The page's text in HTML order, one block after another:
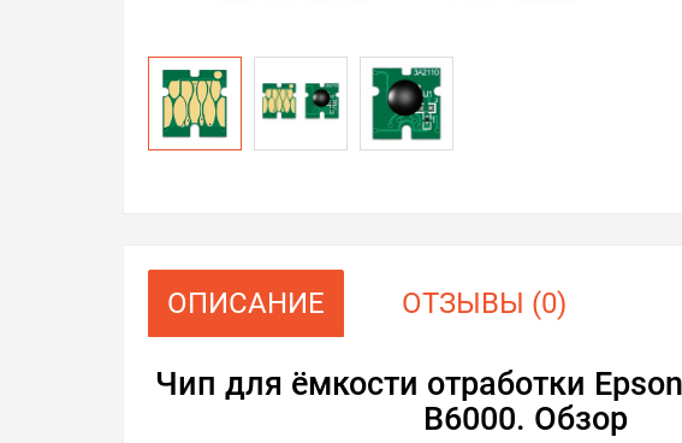
ОПИСАНИЕ ОТЗЫВЫ (0)
Чип для ёмкости отработки
B6000. Обзор